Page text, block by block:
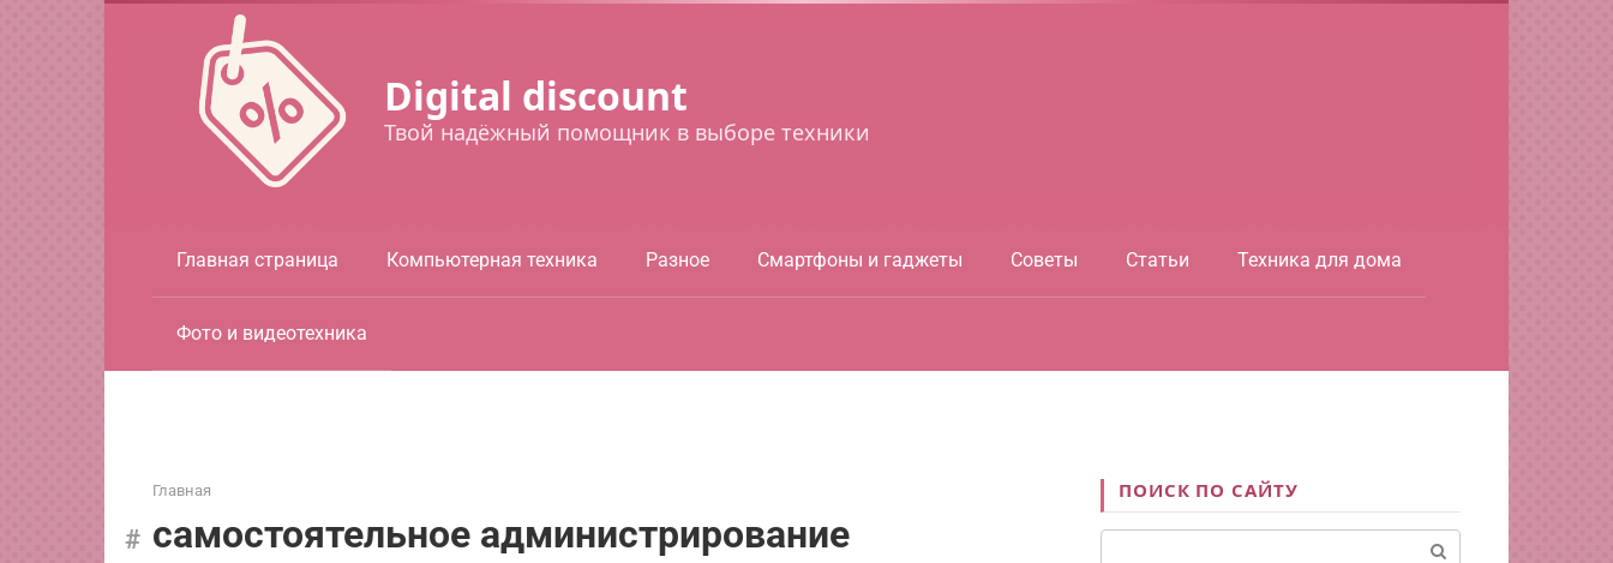
Digital discount
Твой надёжный помощник в выборе техники
Главная страница Компьютерная техника Разное Смартфоны и гаджеты Советы Статьи Техника для дома
Фото и видеотехника
Главная
самостоятельное администрирование
ПОИСК ПО САЙТУ